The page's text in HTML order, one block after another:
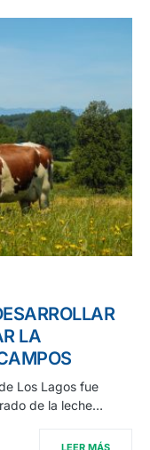
LA
Los Lagos fue
de la leche…
LEER MÁS